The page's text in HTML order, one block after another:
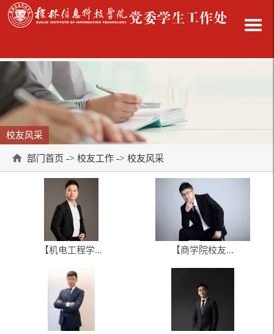
校友风采
部门首页 -> 校友工作 -> 校友风采
【机电工程学... 【商学院校友...